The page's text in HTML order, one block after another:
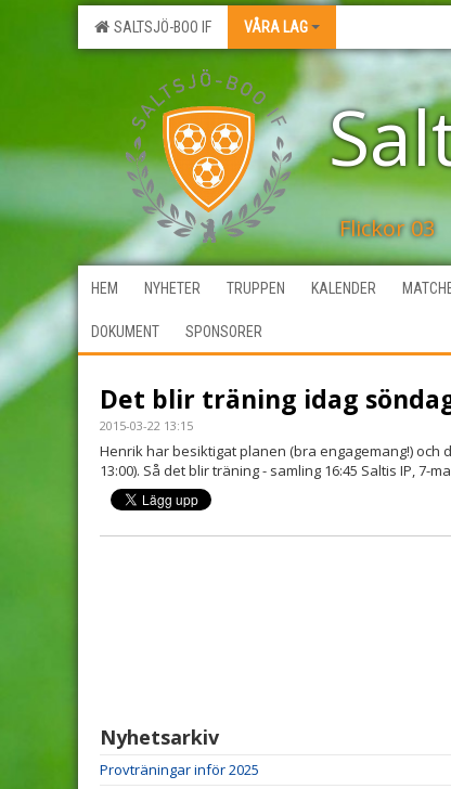
SALTSJÖ-BOO IF VÅRA LAG
Flickor 03
HEM NYHETER TRUPPEN KALENDER
DOKUMENT SPONSORER
Det blir träning idag
2015-03-22 13:15
Henrik har besiktigat planen (bra engagemang!)
13:00). Så det blir träning - samling 16:45 Saltis IP, 7-
Nyhetsarkiv
Provträningar inför 2025